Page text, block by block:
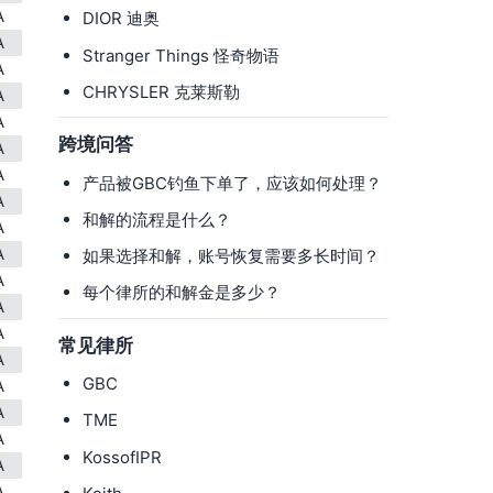
DIOR 迪奥
Stranger Things 怪奇物语
CHRYSLER 克莱斯勒
跨境问答
产品被GBC钓鱼下单了，应该如何处理？
和解的流程是什么？
如果选择和解，账号恢复需要多长时间？
每个律所的和解金是多少？
常见律所
GBC
TME
KossofIPR